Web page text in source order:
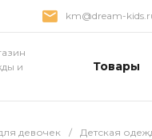
km@dream-
и
Товары
девочек / Детская